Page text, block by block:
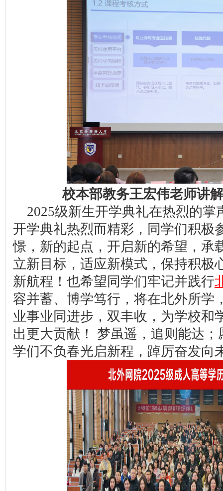
校本部教务王宏伟老师讲
2025级新生开学典礼在热烈的
开学典礼热烈而精彩，同学们积极
憬，新的起点，开启新的希望，承
立新目标，适应新模式，保持积极
新航程！也希望同学们牢记并践行
容并蓄、博学笃行，将在北外所学
业事业同进步，双丰收，为学校和
出更大贡献！ 梦虽遥，追则能达
学们不负春光启新程，踔厉奋发向